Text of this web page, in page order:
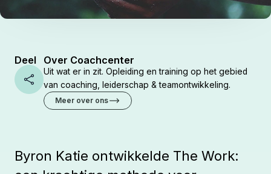
Deel
Share
Over Coachcenter
Uit wat er in zit. Opleiding en training op het gebied
van coaching, leiderschap & teamontwikkeling.
Meer over ons
Byron Katie ontwikkelde The Work: